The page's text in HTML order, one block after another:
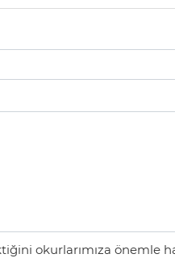
okurlarımıza önemle